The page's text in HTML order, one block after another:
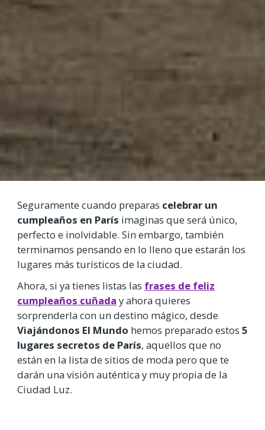
Seguramente cuando preparas celebrar un
cumpleaños en París imaginas que será único,
perfecto e inolvidable. Sin embargo, también
terminamos pensando en lo lleno que estarán los
lugares más turísticos de la ciudad.
Ahora, si ya tienes listas las frases de feliz
cumpleaños cuñada y ahora quieres
sorprenderla con un destino mágico, desde
Viajándonos El Mundo hemos preparado estos 5
lugares secretos de París, aquellos que no
están en la lista de sitios de moda pero que te
darán una visión auténtica y muy propia de la
Ciudad Luz.